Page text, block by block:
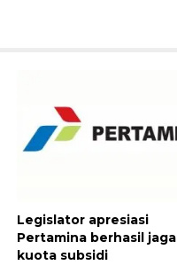
Legislator apresiasi
Pertamina berhasil jaga
kuota subsidi